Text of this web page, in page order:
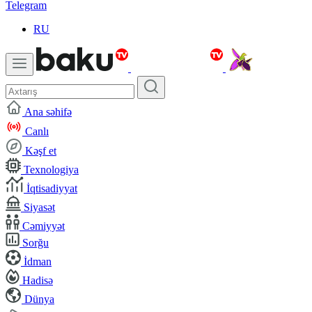
Telegram
RU
Ana səhifə
Canlı
Kəşf et
Texnologiya
İqtisadiyyat
Siyasət
Cəmiyyət
Sorğu
İdman
Hadisə
Dünya